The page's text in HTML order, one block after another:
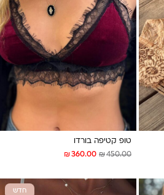
טופ קטיפה בורדו
₪360.00 ₪450.00
חדש